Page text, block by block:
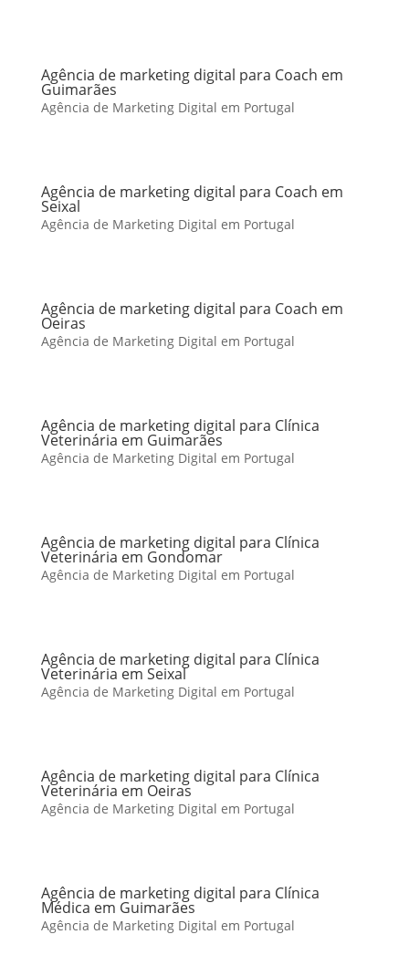
Agência de marketing digital para Coach em
Guimarães
Agência de Marketing Digital em Portugal
Agência de marketing digital para Coach em
Seixal
Agência de Marketing Digital em Portugal
Agência de marketing digital para Coach em
Oeiras
Agência de Marketing Digital em Portugal
Agência de marketing digital para Clínica
Veterinária em Guimarães
Agência de Marketing Digital em Portugal
Agência de marketing digital para Clínica
Veterinária em Gondomar
Agência de Marketing Digital em Portugal
Agência de marketing digital para Clínica
Veterinária em Seixal
Agência de Marketing Digital em Portugal
Agência de marketing digital para Clínica
Veterinária em Oeiras
Agência de Marketing Digital em Portugal
Agência de marketing digital para Clínica
Médica em Guimarães
Agência de Marketing Digital em Portugal